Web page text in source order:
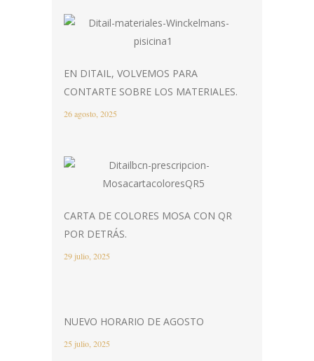
EN DITAIL, VOLVEMOS PARA
CONTARTE SOBRE LOS MATERIALES.
26 agosto, 2025
CARTA DE COLORES MOSA CON QR
POR DETRÁS.
29 julio, 2025
NUEVO HORARIO DE AGOSTO
25 julio, 2025